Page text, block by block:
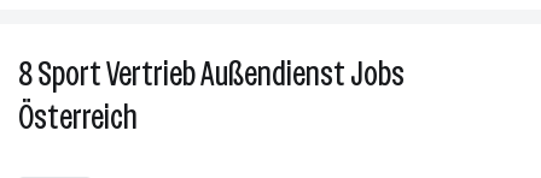
8Sport Vertrieb AußendienstJobs
Österreich